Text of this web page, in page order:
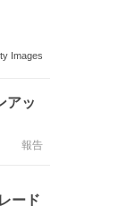
Images
アッ
報告
ード